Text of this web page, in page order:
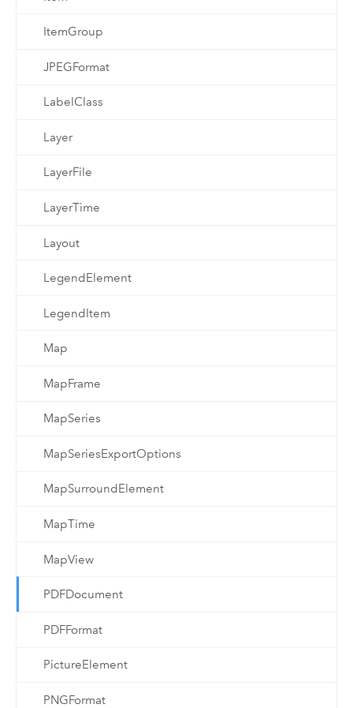
ItemGroup
JPEGFormat
LabelClass
Layer
LayerFile
LayerTime
Layout
LegendElement
LegendItem
Map
MapFrame
MapSeries
MapSeriesExportOptions
MapSurroundElement
MapTime
MapView
PDFDocument
PDFFormat
PictureElement
PNGFormat